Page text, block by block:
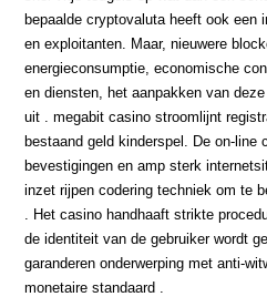
bepaalde cryptovaluta heeft ook een
en exploitanten. Maar, nieuwere
energieconsumptie, economische
en diensten, het aanpakken van
uit . megabit casino stroomlijnt
bestaand geld kinderspel. De on-line
bevestigingen en amp sterk
inzet rijpen codering techniek om te
. Het casino handhaaft strikte
de identiteit van de gebruiker wordt
garanderen onderwerping met anti-
monetaire standaard .